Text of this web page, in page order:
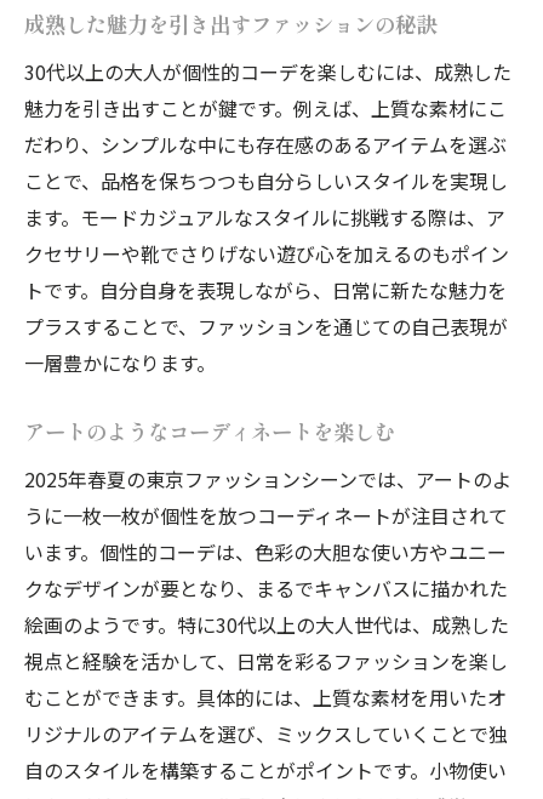
成熟した魅力を引き出すファッションの秘訣
30代以上の大人が個性的コーデを楽しむには、成熟した
魅力を引き出すことが鍵です。例えば、上質な素材にこ
だわり、シンプルな中にも存在感のあるアイテムを選ぶ
ことで、品格を保ちつつも自分らしいスタイルを実現し
ます。モードカジュアルなスタイルに挑戦する際は、ア
クセサリーや靴でさりげない遊び心を加えるのもポイン
トです。自分自身を表現しながら、日常に新たな魅力を
プラスすることで、ファッションを通じての自己表現が
一層豊かになります。
アートのようなコーディネートを楽しむ
2025年春夏の東京ファッションシーンでは、アートのよ
うに一枚一枚が個性を放つコーディネートが注目されて
います。個性的コーデは、色彩の大胆な使い方やユニー
クなデザインが要となり、まるでキャンバスに描かれた
絵画のようです。特に30代以上の大人世代は、成熟した
視点と経験を活かして、日常を彩るファッションを楽し
むことができます。具体的には、上質な素材を用いたオ
リジナルのアイテムを選び、ミックスしていくことで独
自のスタイルを構築することがポイントです。小物使い